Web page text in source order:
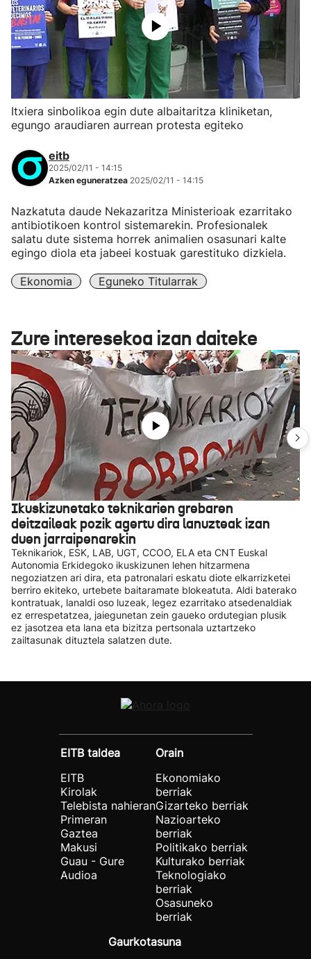
Itxiera sinbolikoa egin dute albaitaritza kliniketan,
egungo araudiaren aurrean protesta egiteko
eitb
2025/02/11 - 14:15
Azken eguneratzea 2025/02/11 - 14:15
Nazkatuta daude Nekazaritza Ministerioak ezarritako
antibiotikoen kontrol sistemarekin. Profesionalek
salatu dute sistema horrek animalien osasunari kalte
egingo diola eta jabeei kostuak garestituko dizkiela.
Ekonomia Eguneko Titularrak
Zure interesekoa izan daiteke
Ikuskizunetako teknikarien grebaren
deitzaileak pozik agertu dira lanuzteak izan
duen jarraipenarekin
Teknikariok, ESK, LAB, UGT, CCOO, ELA eta CNT Euskal
Autonomia Erkidegoko ikuskizunen lehen hitzarmena
negoziatzen ari dira, eta patronalari eskatu diote elkarrizketei
berriro ekiteko, urtebete baitaramate blokeatuta. Aldi baterako
kontratuak, lanaldi oso luzeak, legez ezarritako atsedenaldiak
ez errespetatzea, jaiegunetan zein gaueko ordutegian plusik
ez jasotzea eta lana eta bizitza pertsonala uztartzeko
zailtasunak dituztela salatzen dute.
EITB taldea
EITB
Kirolak
Telebista nahieran
Primeran
Gaztea
Makusi
Guau - Gure
Audioa
Orain
Ekonomiako
berriak
Gizarteko berriak
Nazioarteko
berriak
Politikako berriak
Kulturako berriak
Teknologiako
berriak
Osasuneko
berriak
Gaurkotasuna